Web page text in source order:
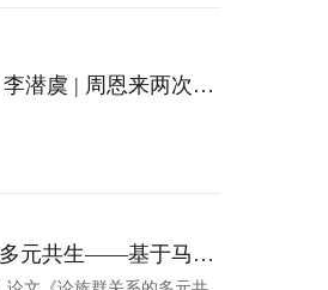
潜虞 | 周恩来两次访
多元共生——基于马来